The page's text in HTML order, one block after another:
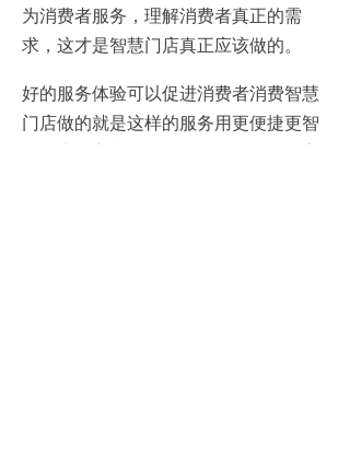
为消费者服务，理解消费者真正的需
求，这才是智慧门店真正应该做的。
好的服务体验可以促进消费者消费智慧
门店做的就是这样的服务用更便捷更智